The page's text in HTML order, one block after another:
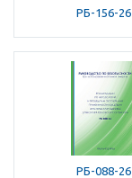
РБ-156-26
РБ-088-26